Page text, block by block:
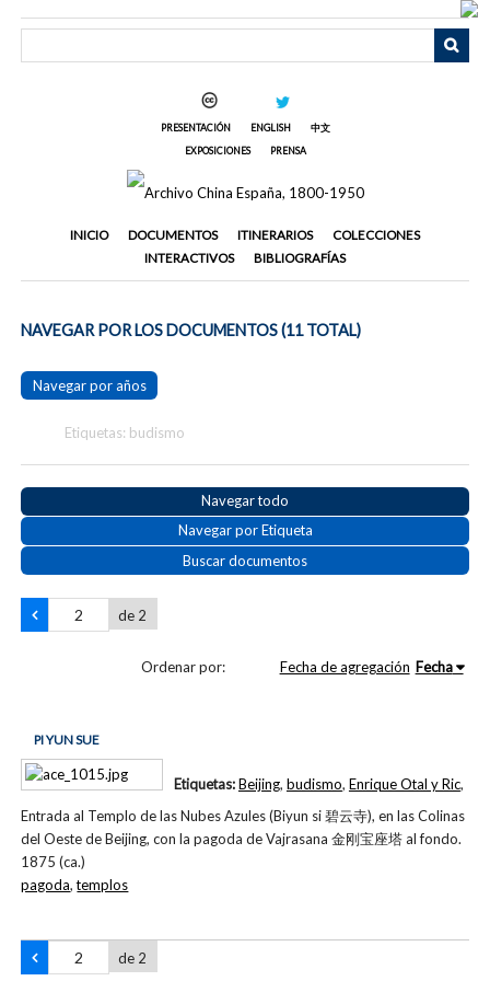
PRESENTACIÓN ENGLISH
中文
EXPOSICIONES
PRENSA
INICIO DOCUMENTOS ITINERARIOS
COLECCIONES
INTERACTIVOS
BIBLIOGRAFÍAS
NAVEGAR POR LOS DOCUMENTOS (11 TOTAL)
Navegar por años
Etiquetas: budismo
Navegar todo
Navegar por Etiqueta
Buscar documentos
de 2
Ordenar por: Fecha de agregación Fecha
PI YUN SUE
Entrada al Templo de las Nubes Azules (Biyun si 碧云寺), en las Colinas
del Oeste de Beijing, con la pagoda de Vajrasana 金刚宝座塔 al fondo.
1875 (ca.)
Etiquetas:Beijing, budismo, Enrique Otal y Ric,
pagoda,templos
de 2